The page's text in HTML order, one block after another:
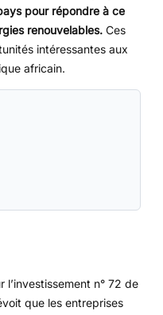
pour répondre à ce
renouvelables. Ces
intéressantes aux
africain.
l’investissement n° 72 de
que les entreprises